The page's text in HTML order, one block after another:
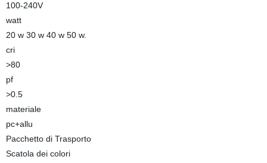
100-240V
watt
20 w 30 w 40 w 50 w.
cri
>80
pf
>0.5
materiale
pc+allu
Pacchetto di Trasporto
Scatola dei colori